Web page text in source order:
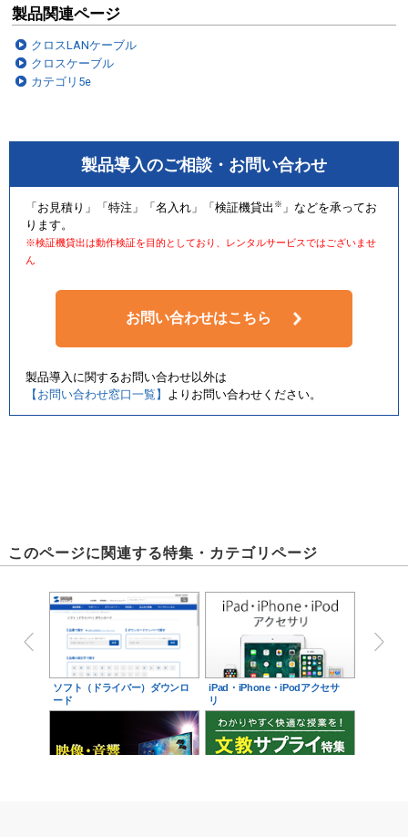
製品関連ページ
クロスLANケーブル
クロスケーブル
カテゴリ5e
製品導入のご相談・お問い合わせ
「お見積り」「特注」「名入れ」「検証機貸出 ※ 」などを承ってお
ります。
※検証機貸出は動作検証を目的としており、レンタルサービスではございませ
ん
お問い合わせはこちら
製品導入に関するお問い合わせ以外は
【お問い合わせ窓口一覧】 よりお問い合わせください。
このページに関連する特集・カテゴリページ
ソフト（ドライバー）ダウンロ
ード
iPad・iPhone・iPodアクセサ
リ